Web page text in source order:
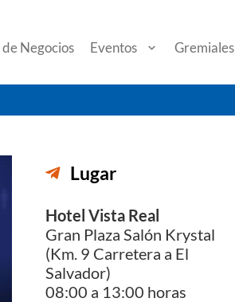
Negocios Eventos Gremiales
Lugar
Hotel Vista Real
Gran Plaza Salón Krystal
(Km. 9 Carretera a El
Salvador)
08:00 a 13:00 horas